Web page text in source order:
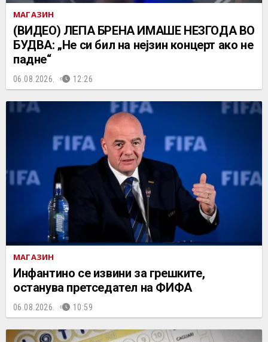
МАГАЗИН
(ВИДЕО) ЛЕПА БРЕНА ИМАШЕ НЕЗГОДА ВО
БУДВА: „Не си бил на нејзин концерт ако не
падне“
06.08.2026. 12:26
МАГАЗИН
Инфантино се извини за грешките,
останува претседател на ФИФА
06.08.2026. 10:59